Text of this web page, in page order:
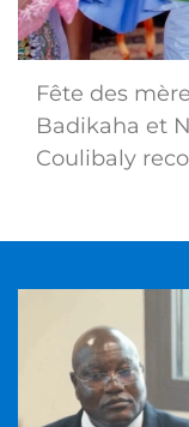
Fête des
Badikaha et
Coulibaly